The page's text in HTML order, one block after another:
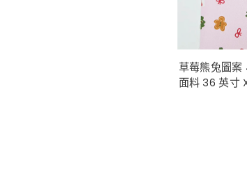
草莓熊兔圖
面料 36 英寸